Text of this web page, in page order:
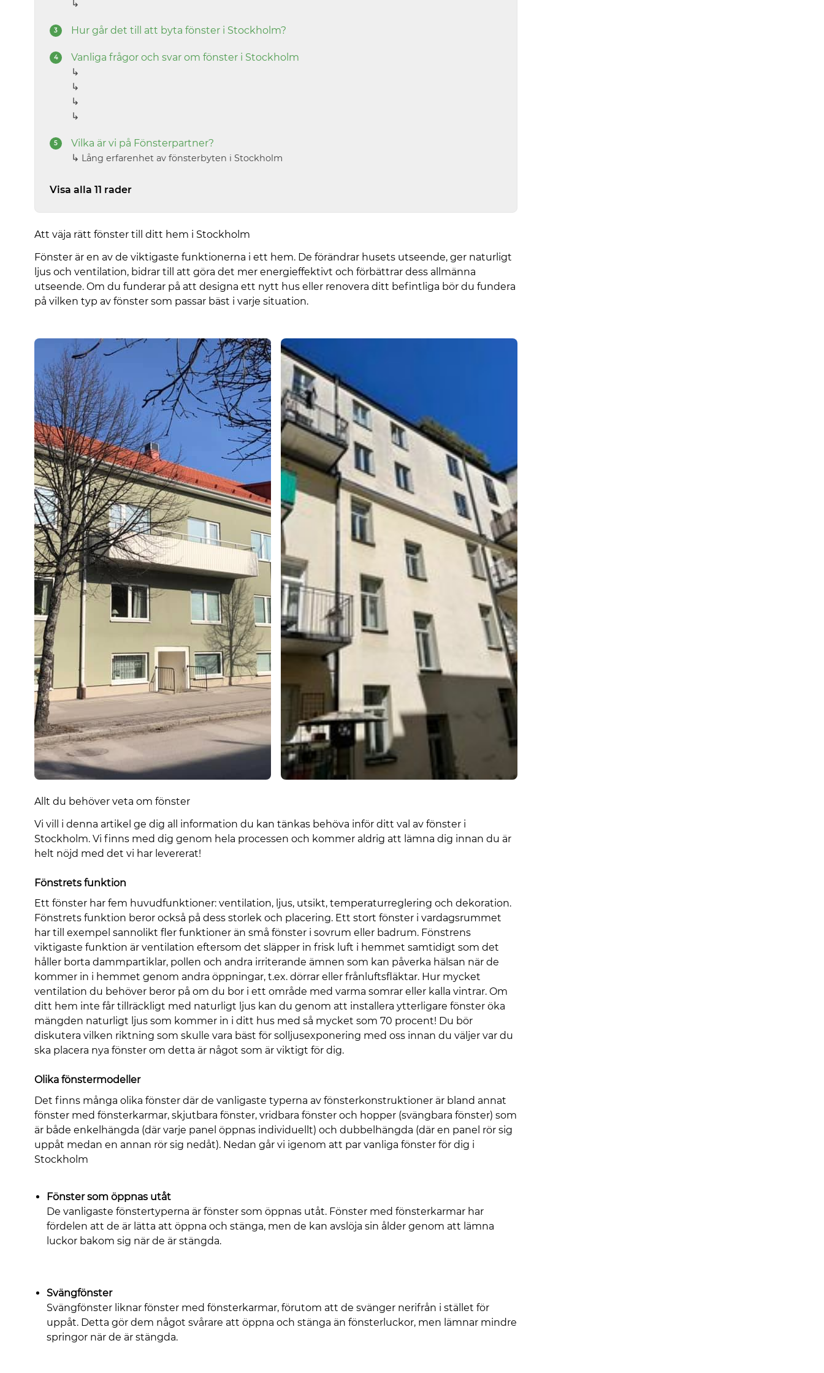
↳
Hur går det till att byta fönster i Stockholm?
Vanliga frågor och svar om fönster i Stockholm
↳
↳
↳
↳
Vilka är vi på Fönsterpartner?
↳ Lång erfarenhet av fönsterbyten i Stockholm
Visa alla 11 rader
Att väja rätt fönster till ditt hem i Stockholm
Fönster är en av de viktigaste funktionerna i ett hem. De förändrar husets utseende, ger naturligt
ljus och ventilation, bidrar till att göra det mer energieffektivt och förbättrar dess allmänna
utseende. Om du funderar på att designa ett nytt hus eller renovera ditt befintliga bör du fundera
på vilken typ av fönster som passar bäst i varje situation.
Allt du behöver veta om fönster
Vi vill i denna artikel ge dig all information du kan tänkas behöva inför ditt val av fönster i
Stockholm. Vi finns med dig genom hela processen och kommer aldrig att lämna dig innan du är
helt nöjd med det vi har levererat!
Fönstrets funktion
Ett fönster har fem huvudfunktioner: ventilation, ljus, utsikt, temperaturreglering och dekoration.
Fönstrets funktion beror också på dess storlek och placering. Ett stort fönster i vardagsrummet
har till exempel sannolikt fler funktioner än små fönster i sovrum eller badrum. Fönstrens
viktigaste funktion är ventilation eftersom det släpper in frisk luft i hemmet samtidigt som det
håller borta dammpartiklar, pollen och andra irriterande ämnen som kan påverka hälsan när de
kommer in i hemmet genom andra öppningar, t.ex. dörrar eller frånluftsfläktar. Hur mycket
ventilation du behöver beror på om du bor i ett område med varma somrar eller kalla vintrar. Om
ditt hem inte får tillräckligt med naturligt ljus kan du genom att installera ytterligare fönster öka
mängden naturligt ljus som kommer in i ditt hus med så mycket som 70 procent! Du bör
diskutera vilken riktning som skulle vara bäst för solljusexponering med oss innan du väljer var du
ska placera nya fönster om detta är något som är viktigt för dig.
Olika fönstermodeller
Det finns många olika fönster där de vanligaste typerna av fönsterkonstruktioner är bland annat
fönster med fönsterkarmar, skjutbara fönster, vridbara fönster och hopper (svängbara fönster) som
är både enkelhängda (där varje panel öppnas individuellt) och dubbelhängda (där en panel rör sig
uppåt medan en annan rör sig nedåt). Nedan går vi igenom att par vanliga fönster för dig i
Stockholm
Fönster som öppnas utåt
De vanligaste fönstertyperna är fönster som öppnas utåt. Fönster med fönsterkarmar har
fördelen att de är lätta att öppna och stänga, men de kan avslöja sin ålder genom att lämna
luckor bakom sig när de är stängda.
Svängfönster
Svängfönster liknar fönster med fönsterkarmar, förutom att de svänger nerifrån i stället för
uppåt. Detta gör dem något svårare att öppna och stänga än fönsterluckor, men lämnar mindre
springor när de är stängda.